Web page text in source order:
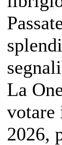
La
votare
2026,